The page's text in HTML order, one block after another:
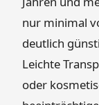
nur minimal
deutlich
Leichte
oder